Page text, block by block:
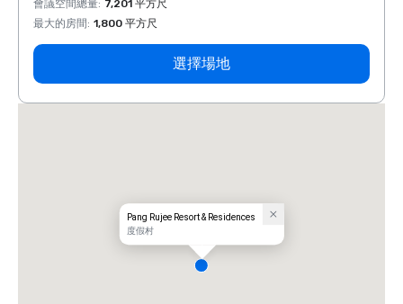
會議空間總量: 7,201 平方尺
最大的房間 : 1,800 平方尺
選擇場地
Pang Rujee Resort & Residences
度假村